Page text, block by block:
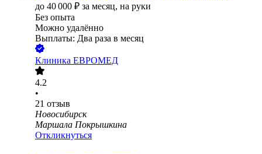
до 40 000 ₽ за месяц, на руки
Без опыта
Можно удалённо
Выплаты: Два раза в месяц
Клиника ЕВРОМЕД
4.2
•
21 отзыв
Новосибирск
Маршала Покрышкина
Откликнуться